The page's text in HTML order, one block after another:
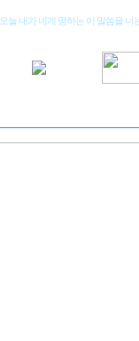
오늘 내가 네게 명하는 이 말씀을